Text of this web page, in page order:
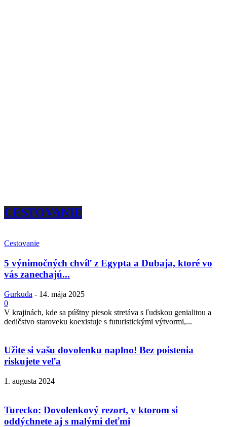
CESTOVANIE
Cestovanie
5 výnimočných chvíľ z Egypta a Dubaja, ktoré vo
vás zanechajú...
Gurkuda - 14. mája 2025
0
V krajinách, kde sa púštny piesok stretáva s ľudskou genialitou a
dedičstvo staroveku koexistuje s futuristickými výtvormi,...
Užite si vašu dovolenku naplno! Bez poistenia
riskujete veľa
1. augusta 2024
Turecko: Dovolenkový rezort, v ktorom si
oddýchnete aj s malými deťmi